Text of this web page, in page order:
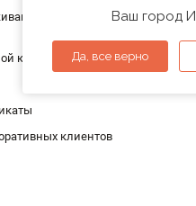
и проверка
комнаты
клиентов
Ваш город
Да, все верно